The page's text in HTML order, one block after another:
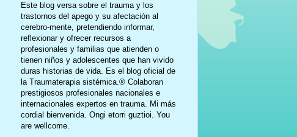
Este blog versa sobre el trauma y los
trastornos del apego y su afectación al
cerebro-mente, pretendiendo informar,
reflexionar y ofrecer recursos a
profesionales y familias que atienden o
tienen niños y adolescentes que han vivido
duras historias de vida. Es el blog oficial de
la Traumaterapia sistémica.® Colaboran
prestigiosos profesionales nacionales e
internacionales expertos en trauma. Mi más
cordial bienvenida. Ongi etorri guztioi. You
are wellcome.